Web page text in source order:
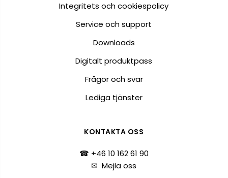
Integritets och cookiespolicy
Service och support
Downloads
Digitalt produktpass
Frågor och svar
Lediga tjänster
KONTAKTA OSS
☎ +46 10 162 61 90
✉Mejla oss